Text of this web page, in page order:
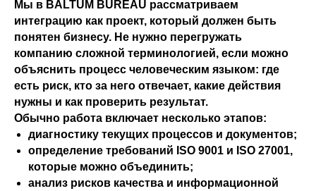
Мы в BALTUM BUREAU рассматриваем
интеграцию как проект, который должен быть
понятен бизнесу. Не нужно перегружать
компанию сложной терминологией, если можно
объяснить процесс человеческим языком: где
есть риск, кто за него отвечает, какие действия
нужны и как проверить результат.
Обычно работа включает несколько этапов:
диагностику текущих процессов и документов;
определение требований ISO 9001 и ISO 27001,
которые можно объединить;
анализ рисков качества и информационной